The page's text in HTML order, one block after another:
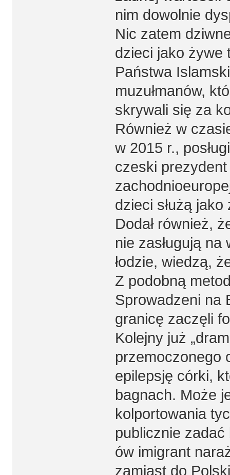
nim dowolnie
Nic zatem
dzieci jako żywe
Państwa
muzułmanów,
skrywali się za
Również w
w 2015 r.,
czeski
dzieci służą
Dodał również,
nie zasługują na
łodzie, wiedzą,
Z podobną
Sprowadzeni na
granicę zaczęli
Kolejny już
przemoczonego
epilepsję córki,
bagnach. Może
kolportowania
publicznie
ów imigrant
zamiast do